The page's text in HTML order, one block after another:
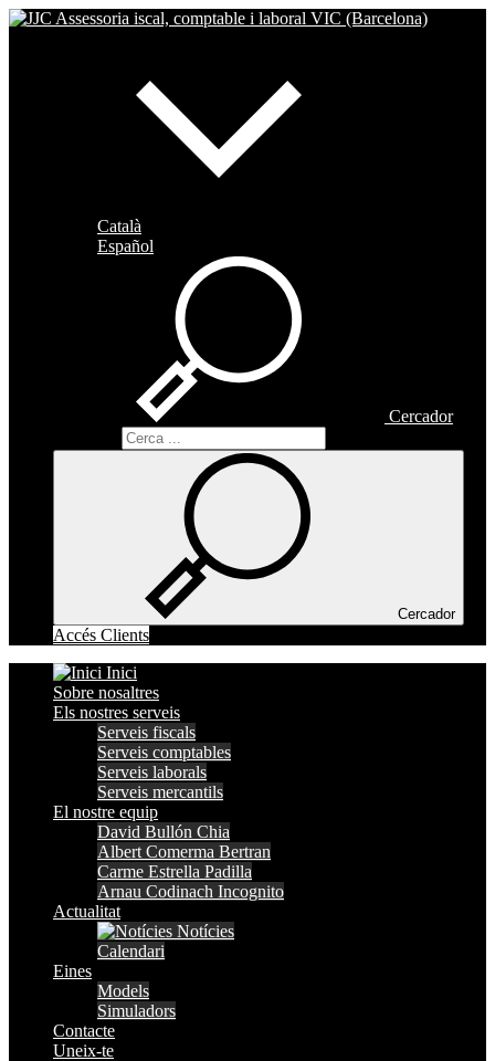
Català
Español
Cercador
Cercador
Accés Clients
Inici
Sobre nosaltres
Els nostres serveis
Serveis fiscals
Serveis comptables
Serveis laborals
Serveis mercantils
El nostre equip
David Bullón Chia
Albert Comerma Bertran
Carme Estrella Padilla
Arnau Codinach Incognito
Actualitat
Notícies
Calendari
Eines
Models
Simuladors
Contacte
Uneix-te